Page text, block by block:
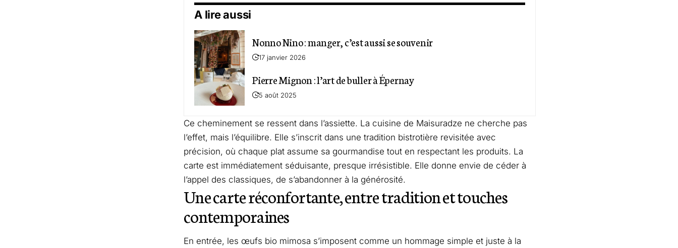
A lire aussi
Nonno Nino : manger, c’est aussi se souvenir
17 janvier 2026
Pierre Mignon : l’art de buller à Épernay
5 août 2025
Ce cheminement se ressent dans l’assiette. La cuisine de Maisuradze ne cherche pas
l’effet, mais l’équilibre. Elle s’inscrit dans une tradition bistrotière revisitée avec
précision, où chaque plat assume sa gourmandise tout en respectant les produits. La
carte est immédiatement séduisante, presque irrésistible. Elle donne envie de céder à
l’appel des classiques, de s’abandonner à la générosité.
Une carte réconfortante, entre tradition et touches
contemporaines
En entrée, les œufs bio mimosa s’imposent comme un hommage simple et juste à la